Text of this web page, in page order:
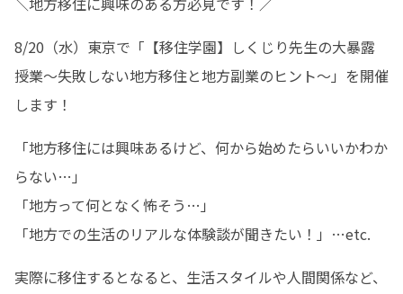
8/20（水）東京で「【移住学園】しくじり先生の大暴露
授業～失敗しない地方移住と地方副業のヒント～」を開催
します！
「地方移住には興味あるけど、何から始めたらいいかわか
らない…」
「地方って何となく怖そう…」
「地方での生活のリアルな体験談が聞きたい！」…etc.
実際に移住するとなると、生活スタイルや人間関係など、